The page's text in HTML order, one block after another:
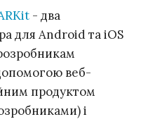
- два
для Android та iOS
веб-
продуктом
і